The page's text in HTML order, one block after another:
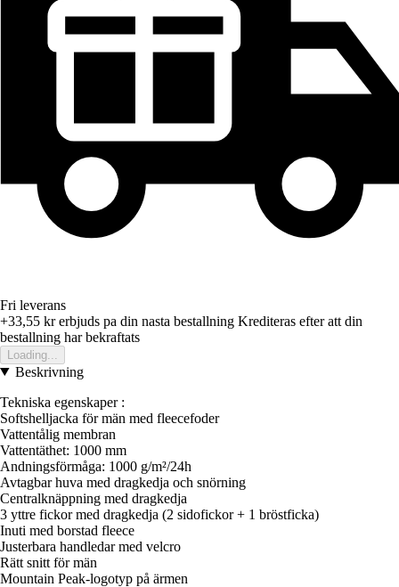
Fri leverans
+33,55 krerbjuds pa din nasta bestallning Krediteras efter att din
bestallning har bekraftats
Loading...
Beskrivning
Tekniska egenskaper :
Softshelljacka för män med fleecefoder
Vattentålig membran
Vattentäthet: 1000 mm
Andningsförmåga: 1000 g/m²/24h
Avtagbar huva med dragkedja och snörning
Centralknäppning med dragkedja
3 yttre fickor med dragkedja (2 sidofickor + 1 bröstficka)
Inuti med borstad fleece
Justerbara handledar med velcro
Rätt snitt för män
Mountain Peak-logotyp på ärmen